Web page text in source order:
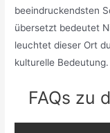
beeindruckendsten
übersetzt bedeutet
leuchtet dieser Ort
kulturelle Bedeutung.
FAQs zu